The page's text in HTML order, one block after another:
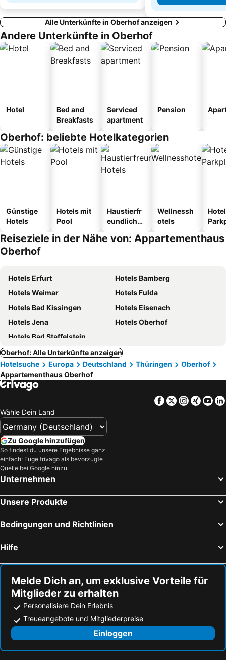
Alle Unterkünfte in Oberhof anzeigen
Andere Unterkünfte in Oberhof
Hotel
Bed and
Breakfasts
Serviced
apartment
Pension
Oberhof: beliebte Hotelkategorien
Günstige
Hotels
Hotels mit
Pool
Haustierfr
eundliche
Wellnessh
otels
Reiseziele in der Nähe von: Appartementhaus
Oberhof
Hotels Erfurt
Hotels Bamberg
Hotels Weimar
Hotels Fulda
Hotels Bad Kissingen
Hotels Eisenach
Hotels Jena
Hotels Oberhof
Hotels Bad Staffelstein
Oberhof: Alle Unterkünfte anzeigen
Hotelsuche
Europa Deutschland Thüringen
Oberhof
Appartementhaus Oberhof
Facebook
TwitterXing
Wähle Dein Land
Zu Google hinzufügen
So findest du unsere Ergebnisse ganz
einfach: Füge trivago als bevorzugte
Quelle bei Google hinzu.
Unternehmen
Unsere Produkte
Bedingungen und Richtlinien
Hilfe
Melde Dich an, um exklusive Vorteile für
Mitglieder zu erhalten
Personalisiere Dein Erlebnis
Treueangebote und Mitgliederpreise
Einloggen